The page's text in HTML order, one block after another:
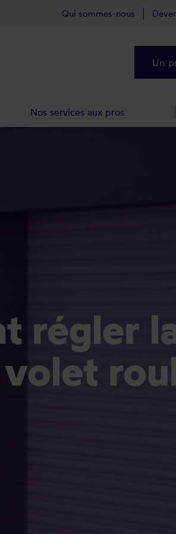
régler
Qui sommes-nous
Un
Nos services aux pros